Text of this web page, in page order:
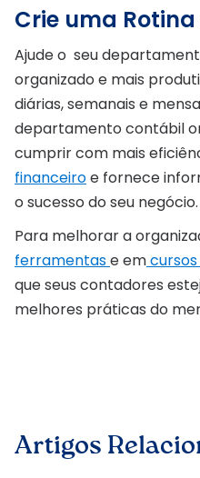
Crie uma
Ajude o seu
organizado e mais
diárias, semanais e
departamento contábil
cumprir com mais
financeiroe fornece
o sucesso do seu negócio.
Para melhorar a
ferramentase em
que seus contadores
melhores práticas do
Artigos